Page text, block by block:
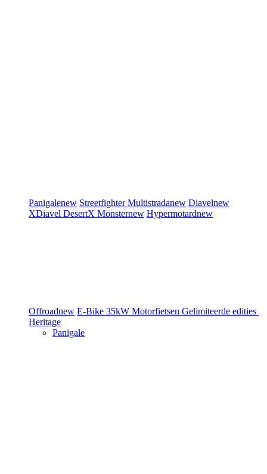
Panigalenew StreetfighterMultistradanew Diavelnew
XDiavel DesertX Monsternew Hypermotardnew
Offroadnew E-Bike 35kW Motorfietsen Gelimiteerde edities
Heritage
Panigale